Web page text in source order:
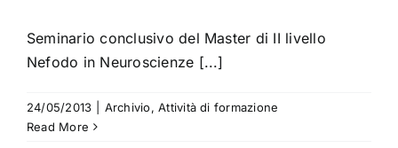
Seminario conclusivo del Master di II livello
Nefodo in Neuroscienze [...]
24/05/2013 Archivio,Attività di formazione
Read More